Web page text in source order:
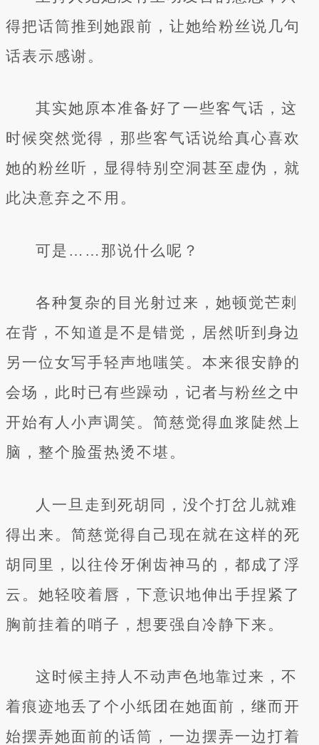
得把话筒推到她跟前，让她给粉丝说几句
话表示感谢。
其实她原本准备好了一些客气话，这
时候突然觉得，那些客气话说给真心喜欢
她的粉丝听，显得特别空洞甚至虚伪，就
此决意弃之不用。
可是……那说什么呢？
各种复杂的目光射过来，她顿觉芒刺
在背，不知道是不是错觉，居然听到身边
另一位女写手轻声地嗤笑。本来很安静的
会场，此时已有些躁动，记者与粉丝之中
开始有人小声调笑。简慈觉得血浆陡然上
脑，整个脸蛋热烫不堪。
人一旦走到死胡同，没个打岔儿就难
得出来。简慈觉得自己现在就在这样的死
胡同里，以往伶牙俐齿神马的，都成了浮
云。她轻咬着唇，下意识地伸出手捏紧了
胸前挂着的哨子，想要强自冷静下来。
这时候主持人不动声色地靠过来，不
着痕迹地丢了个小纸团在她面前，继而开
始摆弄她面前的话筒，一边摆弄一边打着